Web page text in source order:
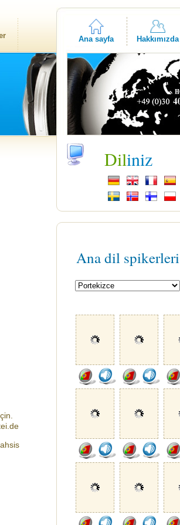
Ana sayfa Hakkımızda
Diliniz
Ana dil spikerleri